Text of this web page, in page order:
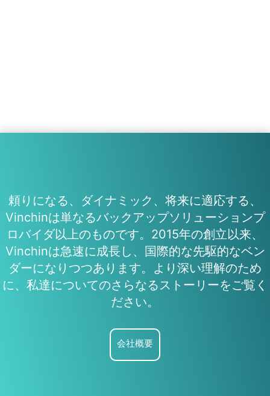
頼りになる、ダイナミック、将来に適応する、
Vinchinは単なるバックアップソリューションプ
ロバイダ以上のものです。2015年の創立以来、
Vinchinは急速に成長し、国際的な先駆的なベン
ダーになりつつあります。より深い理解のため
に、私達についてのさらなるストーリーをご覧く
ださい。
会社概要